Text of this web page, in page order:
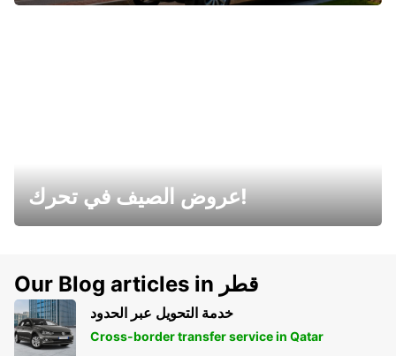
عروض الصيف في تحرك!
Our Blog articles in قطر
خدمة التحويل عبر الحدود
Cross-border transfer service in Qatar